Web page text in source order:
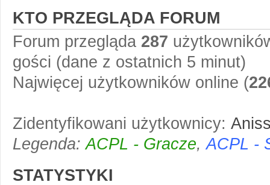
KTO PRZEGLĄDA FORUM
Forum przegląda 287
gości (dane z ostatnich 5 minut)
Najwięcej użytkowników online (
Zidentyfikowani użytkownicy:
Legenda:ACPL - Gracze,ACPL -
STATYSTYKI